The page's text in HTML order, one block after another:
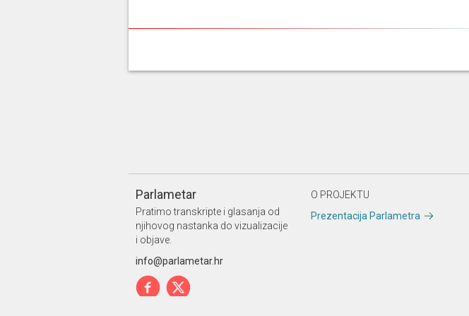
Parlametar
Pratimo transkripte i glasanja od
njihovog nastanka do vizualizacije
i objave.
info@parlametar.hr
O PROJEKTU
Prezentacija Parlametra